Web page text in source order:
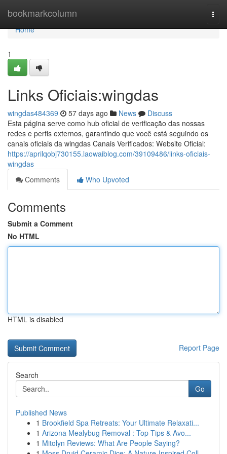
bookmarkcolumn
Home
Home
1
Links Oficiais:wingdas
wingdas484369 57 days ago News
Discuss
Esta página serve como hub oficial de verificação das nossas
redes e perfis externos, garantindo que você está seguindo os
canais oficiais da wingdas Canais Verificados: Website Oficial:
https://aprilqobj730155.laowaiblog.com/39109486/links-oficiais-
wingdas
Comments
Who Upvoted
Comments
Submit a Comment
No HTML
HTML is disabled
Report Page
Search
Go
Published News
1 Brookfield Spa Retreats: Your Ultimate Relaxati...
1 Arizona Mealybug Removal : Top Tips & Avo...
1 Mitolyn Reviews: What Are People Saying?